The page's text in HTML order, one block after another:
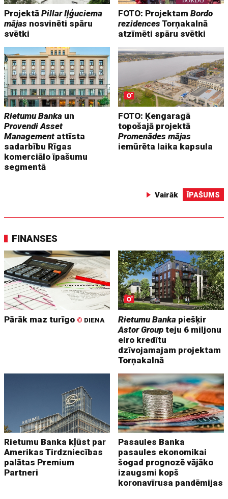
ProjektāPillar Iļģuciema
mājas nosvinēti spāru
svētki
FOTO: ProjektamBordo
rezidencesTorņakalnā
atzīmēti spāru svētki
Rietumu Banka un
Provendi Asset
Management attīsta
sadarbību Rīgas
komerciālo īpašumu
segmentā
FOTO: Ķengaragā
topošajā projektā
Promenādes mājas
iemūrēta laika kapsula
Vairāk ĪPAŠUMS
FINANSES
Pārāk maz turīgo © DIENA Rietumu Banka piešķir
Astor Group teju 6 miljonu
eiro kredītu
dzīvojamajam projektam
Torņakalnā
Rietumu Banka kļūst par
Amerikas Tirdzniecības
palātas Premium
Partneri
Pasaules Banka
pasaules ekonomikai
šogad prognozē vājāko
izaugsmi kopš
koronavīrusa pandēmijas